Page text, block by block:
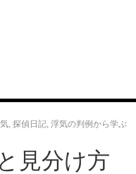
, 探偵日記, 浮気の判例から学ぶ
見分け方